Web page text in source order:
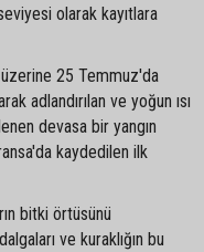
olarak kayıtlara
üzerine 25 Temmuz'da
adlandırılan ve yoğun ısı
devasa bir yangın
kaydedilen ilk
bitki örtüsünü
ve kuraklığın bu